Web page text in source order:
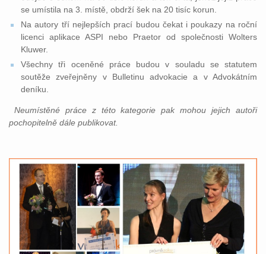
se umístila na 3. místě, obdrží šek na 20 tisíc korun.
Na autory tří nejlepších prací budou čekat i poukazy na roční
licenci aplikace ASPI nebo Praetor od společnosti Wolters
Kluwer.
Všechny tři oceněné práce budou v souladu se statutem
soutěže zveřejněny v Bulletinu advokacie a v Advokátním
deníku.
Neumístěné práce z této kategorie pak mohou jejich autoři
pochopitelně dále publikovat.